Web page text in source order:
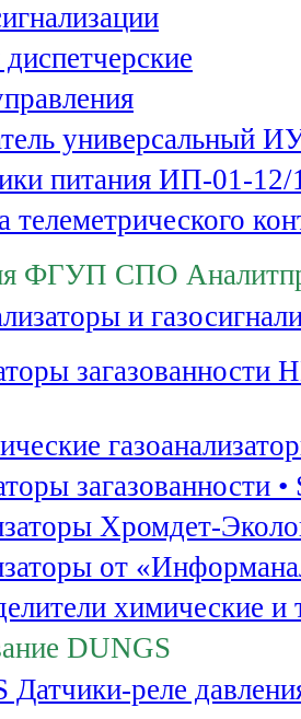
универсальный
питания ИП-01-
телеметрического
ФГУП СПО
и
загазованности
Хромдет-
от
химические
DUNGS
Датчики-реле